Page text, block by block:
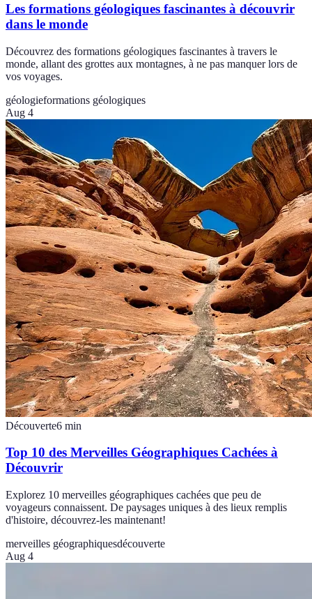
Les formations géologiques fascinantes à découvrir
dans le monde
Découvrez des formations géologiques fascinantes à travers le
monde, allant des grottes aux montagnes, à ne pas manquer lors de
vos voyages.
géologieformations géologiques
Aug 4
Découverte6 min
Top 10 des Merveilles Géographiques Cachées à
Découvrir
Explorez 10 merveilles géographiques cachées que peu de
voyageurs connaissent. De paysages uniques à des lieux remplis
d'histoire, découvrez-les maintenant!
merveilles géographiquesdécouverte
Aug 4